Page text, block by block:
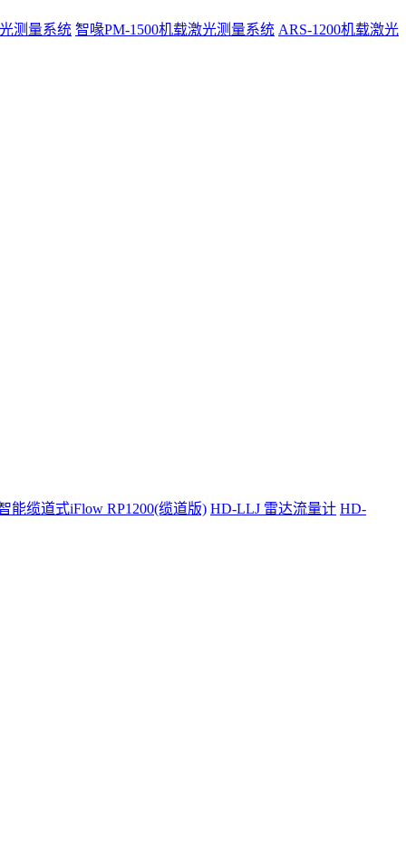
测量系统 智喙PM-1500机载激光测量系统 ARS-1200机载激光
能缆道式iFlow RP1200(缆道版) HD-LLJ 雷达流量计 HD-